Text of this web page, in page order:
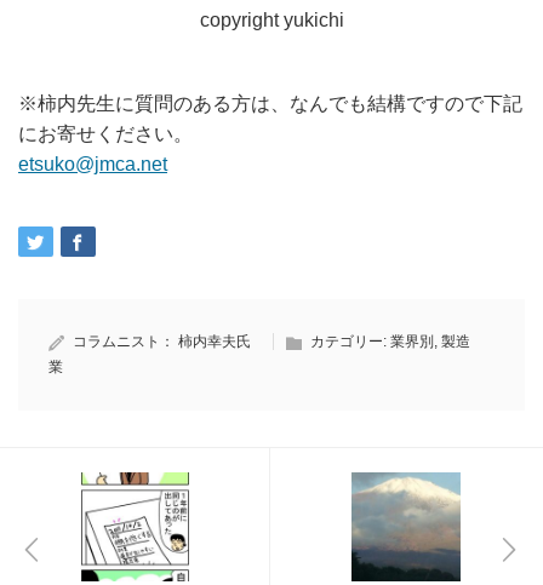
copyright yukichi
※柿内先生に質問のある方は、なんでも結構ですので下記
にお寄せください。
etsuko@jmca.net
コラムニスト： 柿内幸夫氏 カテゴリー: 業界別 , 製造
業